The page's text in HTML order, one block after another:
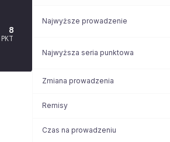
8
PKT
Najwyższe prowadzenie
Najwyższa seria punktowa
Zmiana prowadzenia
Remisy
Czas na prowadzeniu